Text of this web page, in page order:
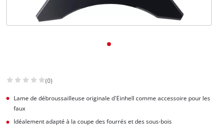
(0)
Lame de débroussailleuse originale d'Einhell comme accessoire pour les
faux
Idéalement adapté à la coupe des fourrés et des sous-bois